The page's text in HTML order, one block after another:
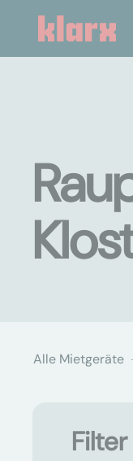
Alle Mietgeräte
Filter